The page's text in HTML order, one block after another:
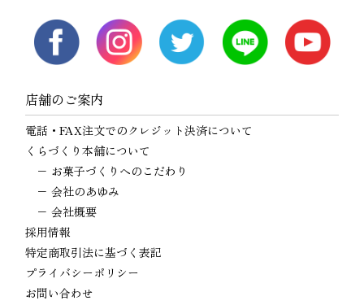
店舗のご案内
電話・FAX注文でのクレジット決済について
くらづくり本舗について
− お菓子づくりへのこだわり
−会社のあゆみ
−会社概要
採用情報
特定商取引法に基づく表記
プライバシーポリシー
お問い合わせ